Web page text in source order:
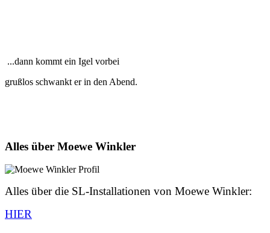
...dann kommt ein Igel vorbei
grußlos schwankt er in den Abend.
Alles über Moewe Winkler
Alles über die SL-Installationen von Moewe Winkler:
HIER